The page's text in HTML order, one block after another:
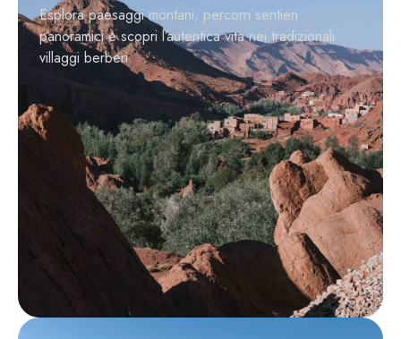
Esplora paesaggi montani, percorri sentieri
panoramici e scopri l’autentica vita nei tradizionali
villaggi berberi.